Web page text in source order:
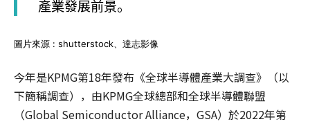
產業發展前景。
圖片來源 : shutterstock、達志影像
今年是KPMG第18年發布《全球半導體產業大調查》（以
下簡稱調查），由KPMG全球總部和全球半導體聯盟
（Global Semiconductor Alliance，GSA）於2022年第